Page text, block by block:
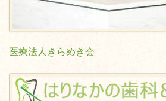
医療法人きらめき会